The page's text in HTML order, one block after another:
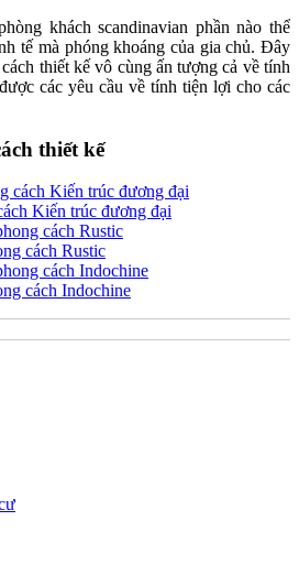
khách scandinavian phần nào thể
tế mà phóng khoáng của gia chủ. Đây
thiết kế vô cùng ấn tượng cả về tính
các yêu cầu về tính tiện lợi cho các
thiết kế
Kiến trúc đương đại
cách Rustic
cách Indochine